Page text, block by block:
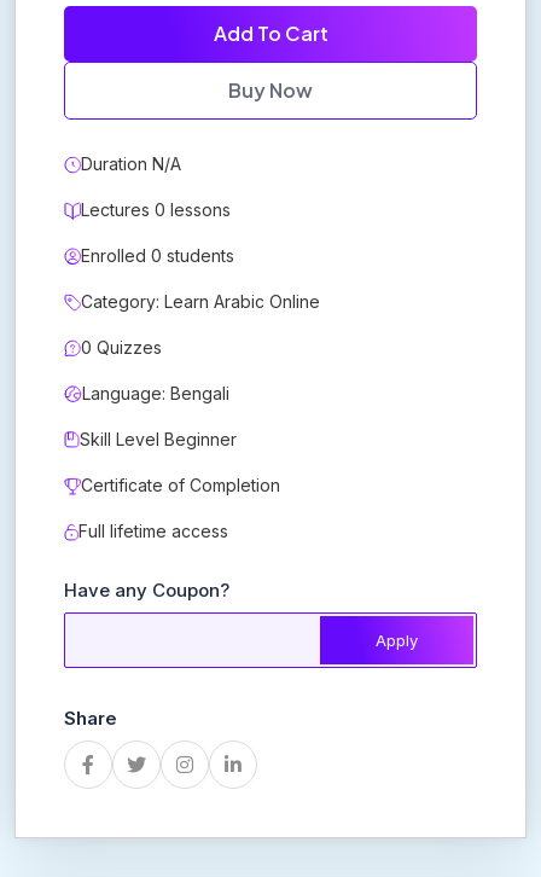
Add To Cart
Buy Now
Duration N/A
Lectures 0 lessons
Enrolled 0 students
Category: Learn Arabic Online
0 Quizzes
Language: Bengali
Skill Level Beginner
Certificate of Completion
Full lifetime access
Have any Coupon?
Apply
Share